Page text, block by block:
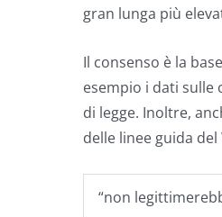
gran lunga più
Il consenso è la
esempio i dati
di legge. Inoltre,
delle linee guida del
“non